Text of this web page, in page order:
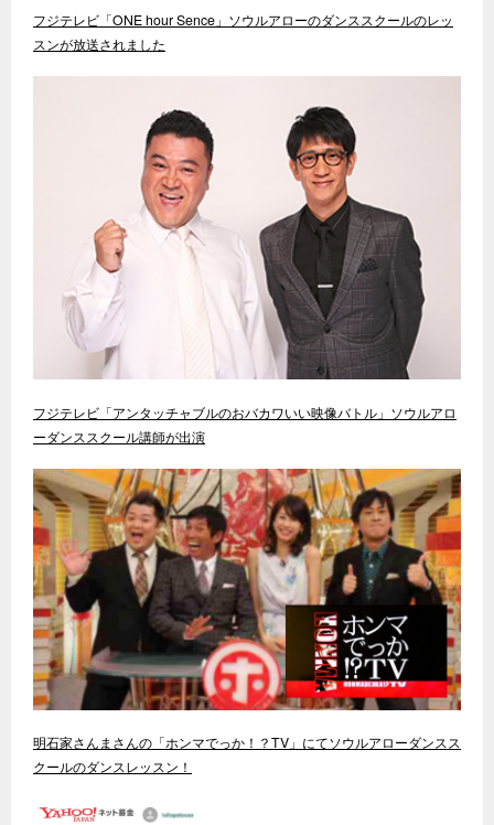
フジテレビ「ONE hour Sence」ソウルアローのダンススクールのレッ
スンが放送されました
フジテレビ「アンタッチャブルのおバカワいい映像バトル」ソウルアロ
ーダンススクール講師が出演
明石家さんまさんの「ホンマでっか！？TV」にてソウルアローダンスス
クールのダンスレッスン！